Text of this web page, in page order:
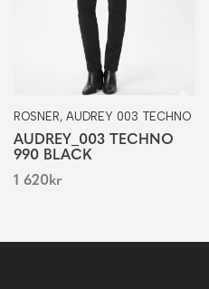
ROSNER, AUDREY 003 TECHNO
AUDREY_003 TECHNO
990 BLACK
1 620kr